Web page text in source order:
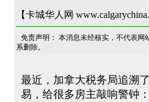
【卡城华人网
免责声明： 本消息未经核实，不代表网
系删除。
最近，加拿大税务局追溯
易，给很多房主敲响警钟